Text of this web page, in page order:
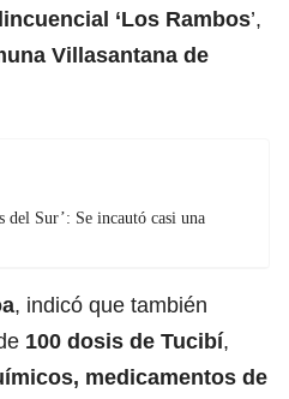
‘Los Rambos’,
Villasantana de
del Sur’: Se incautó casi una
, indicó que también
100 dosis de Tucibí,
medicamentos de